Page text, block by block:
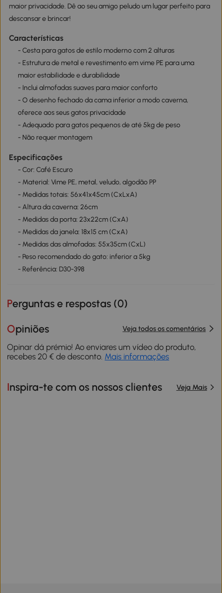
maior privacidade. Dê ao seu amigo peludo um lugar perfeito para
descansar e brincar!
Características
- Cesta para gatos de estilo moderno com 2 alturas
- Estrutura de metal e revestimento em vime PE para uma
maior estabilidade e durabilidade
- Inclui almofadas suaves para maior conforto
- O desenho fechado da cama inferior a modo caverna,
oferece aos seus gatos privacidade
- Adequado para gatos pequenos de até 5kg de peso
- Não requer montagem
Especificações
- Cor: Café Escuro
- Material: Vime PE, metal, veludo, algodão PP
- Medidas totais: 56x41x45cm (CxLxA)
- Altura da caverna: 26cm
- Medidas da porta: 23x22cm (CxA)
- Medidas da janela: 18x15 cm (CxA)
- Medidas das almofadas: 55x35cm (CxL)
- Peso recomendado do gato: inferior a 5kg
- Referência: D30-398
Perguntas e respostas (0)
Opiniões Veja todos os comentários
Opinar dá prémio! Ao enviares um vídeo do produto,
recebes 20 € de desconto. Mais informações
Inspira-te com os nossos clientes Veja Mais